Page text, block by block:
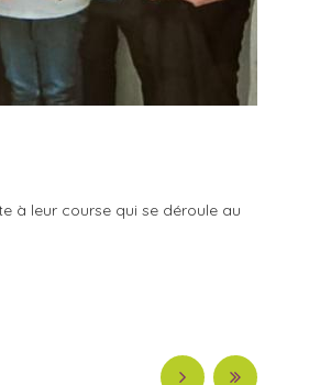
à leur course qui se déroule au